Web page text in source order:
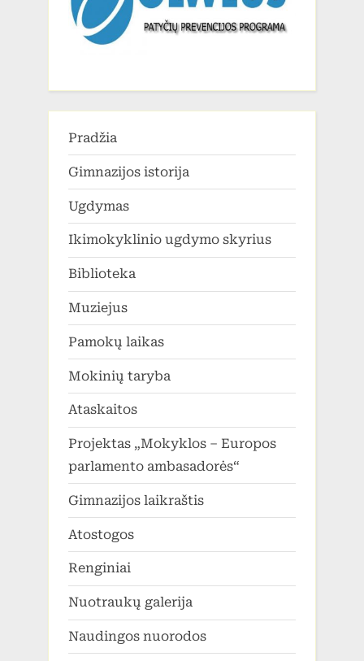
Pradžia
Gimnazijos istorija
Ugdymas
Ikimokyklinio ugdymo skyrius
Biblioteka
Muziejus
Pamokų laikas
Mokinių taryba
Ataskaitos
Projektas „Mokyklos – Europos
parlamento ambasadorės“
Gimnazijos laikraštis
Atostogos
Renginiai
Nuotraukų galerija
Naudingos nuorodos